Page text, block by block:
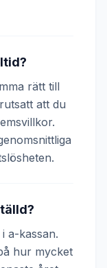
rätt till
att du
a-kassan.
hur mycket